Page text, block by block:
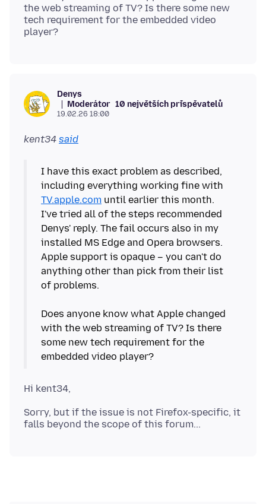
the web streaming of TV? Is there some new
tech requirement for the embedded video
Denys
Moderátor 10 největších přispěvatelů
19.02.26 18:00
kent34 said
I have this exact problem as described,
including everything working fine with
TV.apple.com until earlier this month.
I've tried all of the steps recommended
Denys' reply. The fail occurs also in my
installed MS Edge and Opera browsers.
Apple support is opaque – you can't do
anything other than pick from their list
of problems.
Does anyone know what Apple changed
with the web streaming of TV? Is there
some new tech requirement for the
Sorry, but if the issue is not Firefox-specific, it